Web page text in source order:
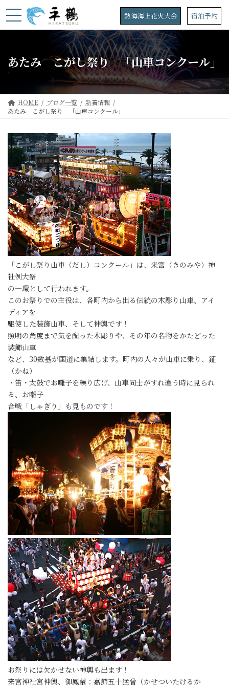
ン
プ
ビ
動
熱海海上花火大会 宿泊予約
あたみ こがし祭り 「山車コンクール」
HOME ブログ一覧
新着情報
あたみ こがし祭り 「山車コンクール」
「こがし祭り山車（だし）コンクール」は、来宮（きのみや）神
社例大祭
の一環として行われます。
このお祭りでの主役は、各町内から出る伝統の木彫り山車、アイ
ディアを
駆使した装飾山車、そして神輿です！
照明の角度まで気を配った木彫りや、その年の名物をかたどった
装飾山車
など、30数基が国道に集結します。町内の人々が山車に乗り、鉦
（かね）
・笛・太鼓でお囃子を繰り広げ、山車同士がすれ違う時に見られ
る、お囃子
合戦「しゃぎり」も見ものです！
お祭りには欠かせない神輿も出ます！
来宮神社宮神輿、御鳳輦：嘉節五十猛曾（かせついたけるか